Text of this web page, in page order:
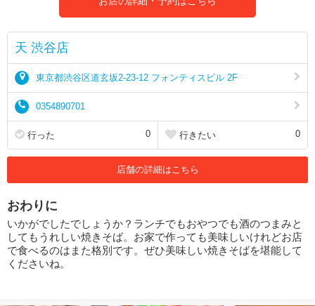
天 渋谷店
東京都渋谷区道玄坂2-23-12 フォンティスビル 2F
0354890701
行った 0 行きたい 0
店舗の詳細はこちら
おわりに
いかがでしたでしょうか？ランチでもおやつでも酒のつまみと
してもうれしい焼きそば。お家で作っても美味しいけれどお店
で食べるのはまた格別です。ぜひ美味しい焼きそばを堪能して
くださいね。